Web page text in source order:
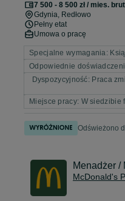
7 500 - 8 500 zł / mies.
Gdynia, Redłowo
Pełny etat
Umowa o pracę
Specjalne wymagania:
Odpowiednie
Dyspozycyjność: Praca
Miejsce pracy: W siedzibie
Odświeżono
Menadżer /
McDonald's